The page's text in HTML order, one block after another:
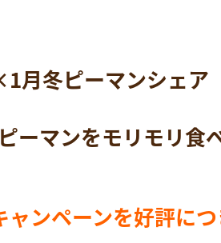
月冬ピーマンシェア
ーマンをモリモリ食
ンペーンを好評に